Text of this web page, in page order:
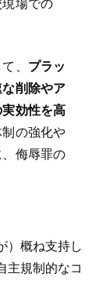
場での
、 プラッ
削除やア
効性を高
の強化や
侮辱罪の
）概ね支持し
主規制的なコ